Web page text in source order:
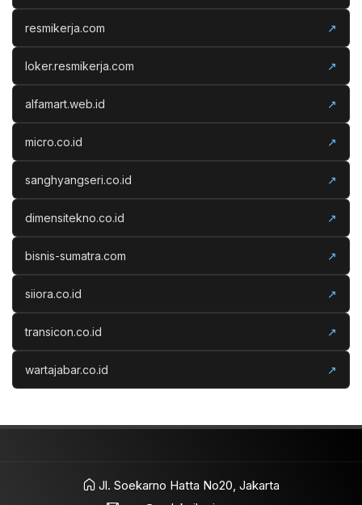
resmikerja.com ↗
loker.resmikerja.com ↗
alfamart.web.id ↗
micro.co.id ↗
sanghyangseri.co.id ↗
dimensitekno.co.id ↗
bisnis-sumatra.com ↗
siiora.co.id ↗
transicon.co.id ↗
wartajabar.co.id ↗
Jl. Soekarno Hatta No20, Jakarta